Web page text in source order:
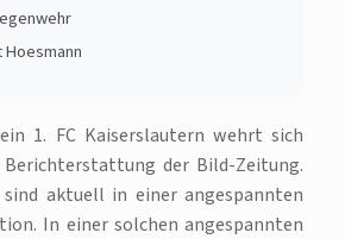
1. FC Kaiserslautern wehrt sich
Berichterstattung der Bild-Zeitung.
aktuell in einer angespannten
In einer solchen angespannten